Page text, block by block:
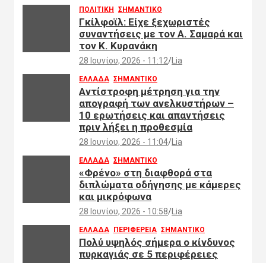
ΠΟΛΙΤΙΚΗ ΣΗΜΑΝΤΙΚΟ
Γκίλφοϊλ: Είχε ξεχωριστές
συναντήσεις με τον Α. Σαμαρά και
τον Κ. Κυρανάκη
28 Ιουνίου, 2026 - 11:12 Lia
ΕΛΛΑΔΑ ΣΗΜΑΝΤΙΚΟ
Αντίστροφη μέτρηση για την
απογραφή των ανελκυστήρων –
10 ερωτήσεις και απαντήσεις
πριν λήξει η προθεσμία
28 Ιουνίου, 2026 - 11:04 Lia
ΕΛΛΑΔΑ ΣΗΜΑΝΤΙΚΟ
«Φρένο» στη διαφθορά στα
διπλώματα οδήγησης με κάμερες
και μικρόφωνα
28 Ιουνίου, 2026 - 10:58 Lia
ΕΛΛΑΔΑ ΠΕΡΙΦΕΡΕΙΑ ΣΗΜΑΝΤΙΚΟ
Πολύ υψηλός σήμερα ο κίνδυνος
πυρκαγιάς σε 5 περιφέρειες